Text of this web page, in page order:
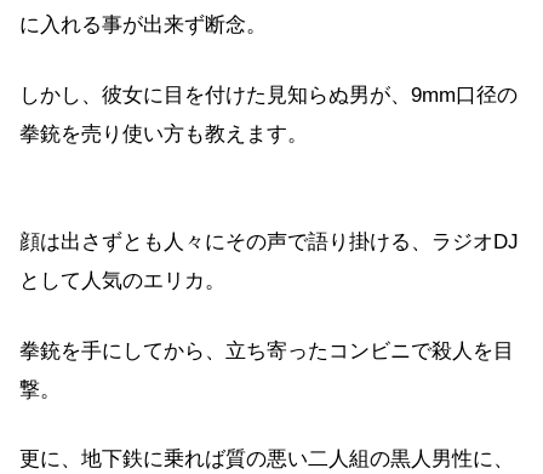
に入れる事が出来ず断念。
しかし、彼女に目を付けた見知らぬ男が、9mm口径の
拳銃を売り使い方も教えます。
顔は出さずとも人々にその声で語り掛ける、ラジオDJ
として人気のエリカ。
拳銃を手にしてから、立ち寄ったコンビニで殺人を目
撃。
更に、地下鉄に乗れば質の悪い二人組の黒人男性に、